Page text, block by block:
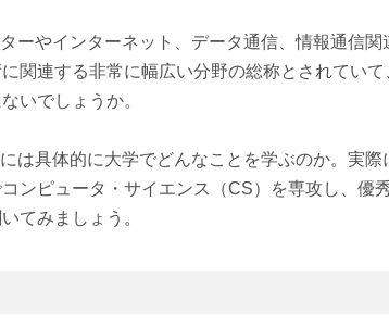
ーやインターネット、データ通信、情報通信関
関連する非常に幅広い分野の総称とされていて
いでしょうか。
は具体的に大学でどんなことを学ぶのか。実際
ンピュータ・サイエンス（CS）を専攻し、優
てみましょう。